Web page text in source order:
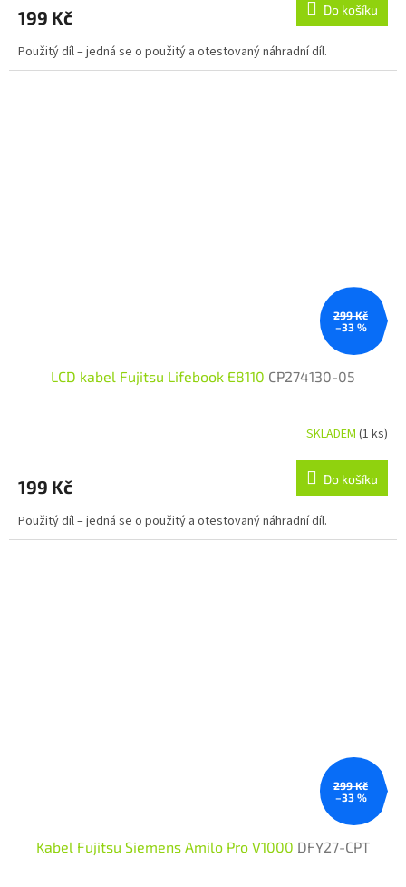
199 Kč Do košíku
Použitý díl – jedná se o použitý a otestovaný náhradní díl.
299 Kč
–33 %
LCD kabel Fujitsu Lifebook E8110 CP274130-05
SKLADEM (1 ks)
199 Kč Do košíku
Použitý díl – jedná se o použitý a otestovaný náhradní díl.
299 Kč
–33 %
Kabel Fujitsu Siemens Amilo Pro V1000 DFY27-CPT